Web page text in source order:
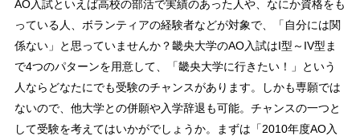
AO入試といえば高校の部活で実績のあった人や、なにか資格をも
っている人、ボランティアの経験者などが対象で、「自分には関
係ない」と思っていませんか？畿央大学のAO入試はI型～IV型ま
で4つのパターンを用意して、「畿央大学に行きたい！」という
人ならどなたにでも受験のチャンスがあります。しかも専願では
ないので、他大学との併願や入学辞退も可能。チャンスの一つと
して受験を考えてはいかがでしょうか。まずは「2010年度AO入